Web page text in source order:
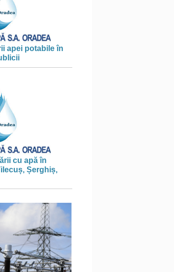
apei potabile în
cu apă în
Șerghiș,